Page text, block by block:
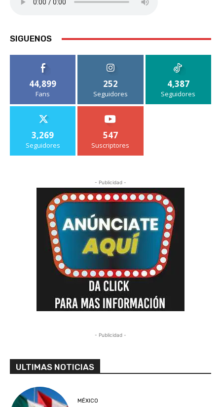
SIGUENOS
44,899
Fans
252
Seguidores
4,387
Seguidores
3,269
Seguidores
547
Suscriptores
- Publicidad -
- Publicidad -
ULTIMAS NOTICIAS
MÉXICO